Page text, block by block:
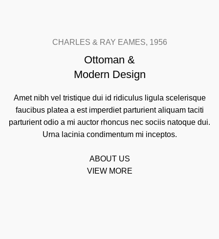
CHARLES & RAY EAMES, 1956
Ottoman &
Modern Design
Amet nibh vel tristique dui id ridiculus ligula scelerisque
faucibus platea a est imperdiet parturient aliquam taciti
parturient odio a mi auctor rhoncus nec sociis natoque dui.
Urna lacinia condimentum mi inceptos.
ABOUT US
VIEW MORE